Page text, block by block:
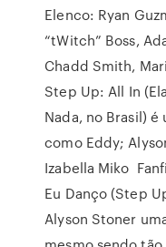
Elenco: Ryan
“tWitch” Boss,
Chadd Smith,
Step Up: All In
Nada, no Brasil)
como Eddy;
Izabella Miko
Eu Danço (Step
Alyson Stoner